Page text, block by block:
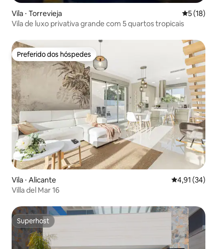
Vila ⋅ Torrevieja 5 de uma
5 (18)
Vila de luxo privativa grande com 5 quartos tropicais
Preferido dos hóspedes
Preferido dos hóspedes
Vila ⋅ Alicante 4,91 de uma
4,91 (34)
Villa del Mar 16
Superhost
Superhost